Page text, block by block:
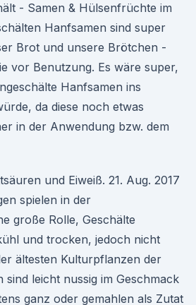
- Samen & Hülsenfrüchte im
Hanfsamen sind super
Brot und unsere Brötchen -
vor Benutzung. Es wäre super,
Hanfsamen ins
da diese noch etwas
in der Anwendung bzw. dem
und Eiweiß. 21. Aug. 2017
spielen in der
große Rolle, Geschälte
und trocken, jedoch nicht
ältesten Kulturpflanzen der
sind leicht nussig im Geschmack
ganz oder gemahlen als Zutat